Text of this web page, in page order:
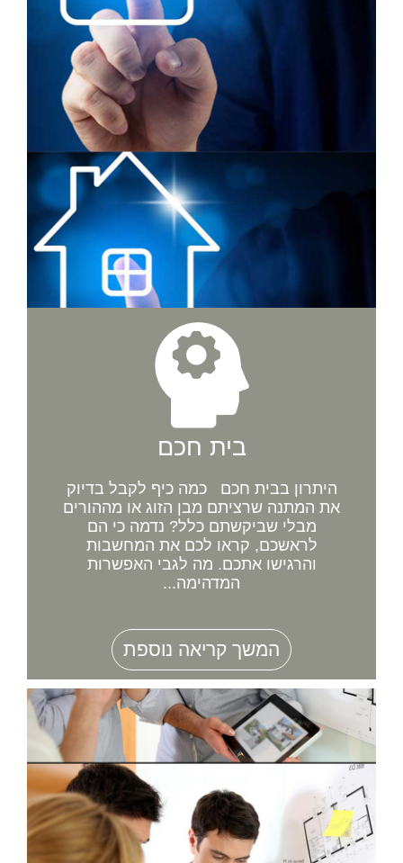
בית חכם
היתרון בבית חכם כמה כיף לקבל בדיוק
את המתנה שרציתם מבן הזוג או מההורים
מבלי שביקשתם כלל? נדמה כי הם
לראשכם, קראו לכם את המחשבות
והרגישו אתכם. מה לגבי האפשרות
המדהימה...
המשך קריאה נוספת